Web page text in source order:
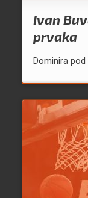
Ivan
prvaka
Dominira